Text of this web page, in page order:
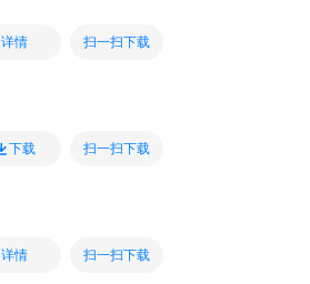
详情 扫一扫下载
下载 扫一扫下载
详情 扫一扫下载